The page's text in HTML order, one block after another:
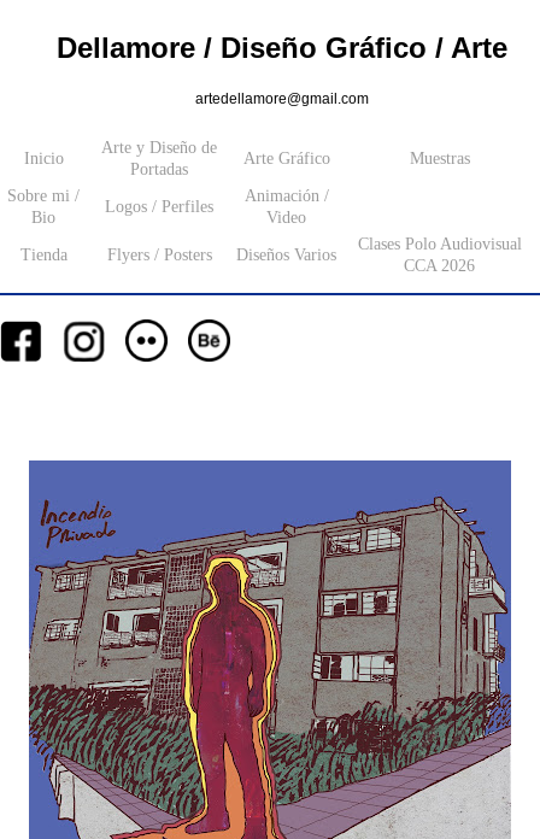
Dellamore / Diseño Gráfico / Arte
artedellamore@gmail.com
Inicio
Arte y Diseño de
Portadas
Arte Gráfico Muestras
Sobre mi /
Bio
Logos / Perfiles
Animación /
Video
Tienda Flyers / Posters Diseños Varios
Clases Polo Audiovisual
CCA 2026